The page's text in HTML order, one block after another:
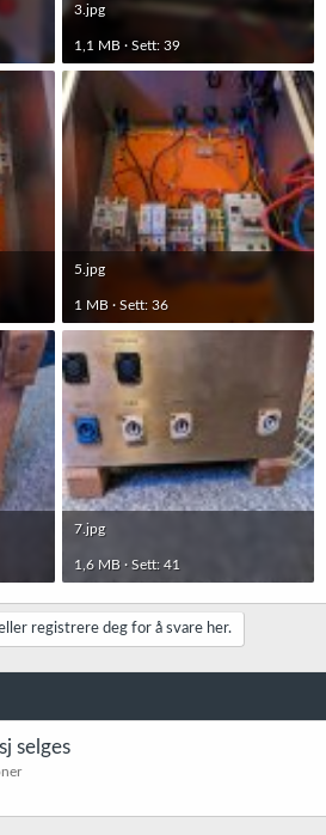
3.jpg
1,1 MB · Sett: 39
5.jpg
1 MB · Sett: 36
7.jpg
1,6 MB · Sett: 41
registrere deg for å svare her.
selges